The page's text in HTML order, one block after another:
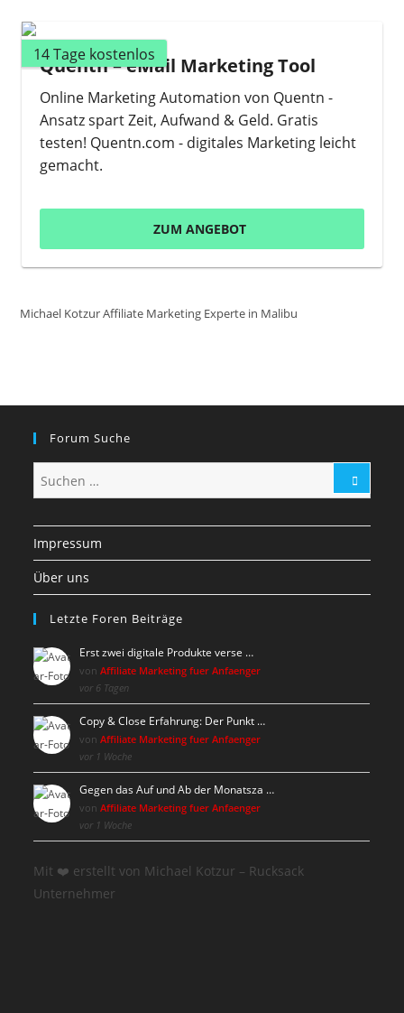
14 Tage kostenlos
Quentn – eMail Marketing Tool
Online Marketing Automation von Quentn -
Ansatz spart Zeit, Aufwand & Geld. Gratis
testen! Quentn.com - digitales Marketing leicht
gemacht.
ZUM ANGEBOT
Michael Kotzur Affiliate Marketing Experte in Malibu
Forum Suche
Impressum
Über uns
Letzte Foren Beiträge
Erst zwei digitale Produkte verse …
vonAffiliate Marketing fuer Anfaenger
vor 6 Tagen
Copy & Close Erfahrung: Der Punkt …
vonAffiliate Marketing fuer Anfaenger
vor 1 Woche
Gegen das Auf und Ab der Monatsza …
vonAffiliate Marketing fuer Anfaenger
vor 1 Woche
Mit ❤️ erstellt von Michael Kotzur – Rucksack
Unternehmer